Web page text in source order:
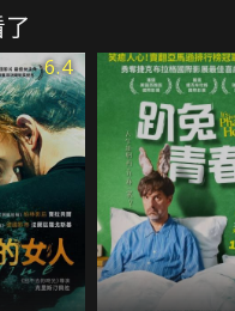
瀕臨倒閉。馬文與芙烈達
否重振聲譽，並給自己
6.4